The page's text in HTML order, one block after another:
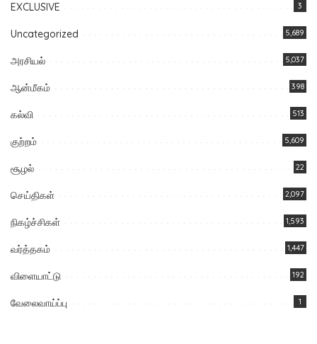
EXCLUSIVE 3
Uncategorized 5,689
அரசியல் 5,037
ஆன்மீகம் 398
கல்வி 513
குற்றம் 5,609
சூழல் 22
செய்திகள் 2,097
நிகழ்ச்சிகள் 1,593
வர்த்தகம் 1,447
விளையாட்டு 192
வேலைவாய்ப்பு 1